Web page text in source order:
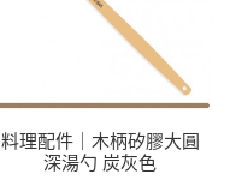
料理配件｜木柄矽膠大圓
深湯勺 炭灰色